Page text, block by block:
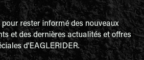
rester informé des nouveaux
et des dernières actualités et offres
d'EAGLERIDER.